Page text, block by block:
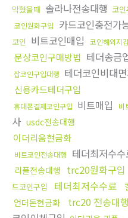
막혔을때 솔라나전송대행 코인
코인원화구입 카드코인충전가
코인 비트코인매입 코인해외지
문상코인구매방법 테더송금
잡코인구입대행 테더코인비대
신용카드테더구입
휴대폰결제코인구입 비트매입 비
사 usdc전송대행
이더리움현금화
비트코인전송대행 테더최저수
리플전송대행 trc20원화구입
드코인구입
테더최저수수료
언더돈현금화 trc20 전송대행